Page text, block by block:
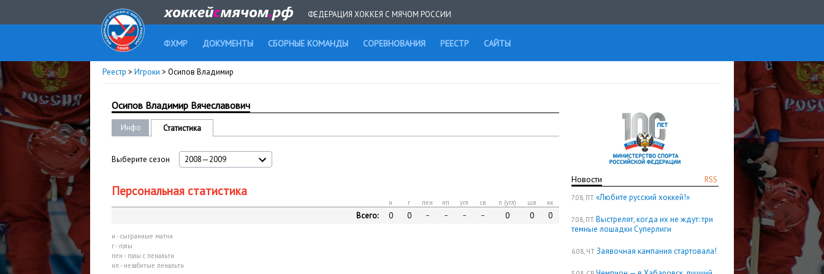
ФЕДЕРАЦИЯ ХОККЕЯ С МЯЧОМ РОССИИ
ФХМР ДОКУМЕНТЫ СБОРНЫЕ КОМАНДЫ СОРЕВНОВАНИЯ РЕЕСТР САЙТЫ
Реестр > Игроки > Осипов Владимир
RSS
Новости
7.08, ПТ «Любите русский хоккей!»
7.08, ПТ Выстрелят, когда их не ждут: три
темные лошадки Суперлиги
6.08, ЧТ Заявочная кампания стартовала!
Осипов Владимир Вячеславович
Инфо Статистика
Выберите сезон 2008—2009
Персональная статистика
и г пен нп угл св п (угл) шв кк
Всего: 0 0 – – – – 0 0 0
и - сыгранные матчи
г - голы
пен - голы с пенальти
нп - незабитые пенальти